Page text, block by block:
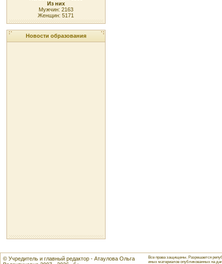
Из них
Мужчин: 2163
Женщин: 5171
Новости образования
© Учредитель и главный редактор - Атаулова Ольга
Все права защищены. Разрешается
иных материалов опубликованных на